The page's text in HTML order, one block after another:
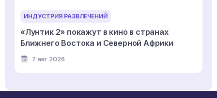
ИНДУСТРИЯ РАЗВЛЕЧЕНИЙ
«Лунтик 2» покажут в кино в странах
Ближнего Востока и Северной Африки
7 авг 2026